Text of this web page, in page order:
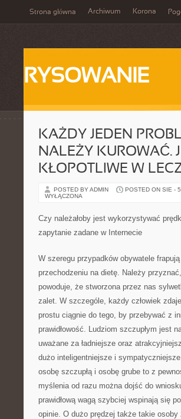
Strona główna Archiwum Korona
RYSOWANIE
KAŻDY JEDEN
NALEŻY KUROWAĆ.
KŁOPOTLIWE W
POSTED BY ADMIN POSTED ON SIE -
WYŁĄCZONA
Czy należałoby jest wykorzystywać
zapytanie zadane w Internecie
W szeregu przypadków obywatele
przechodzeniu na dietę. Należy
powoduje, że stworzona przez nas
zalet. W szczególe, każdy człowiek
prostu ciągnie do tego, by przebywać z
prawidłowość. Ludziom szczupłym jest
uważane za ładniejsze oraz
dużo inteligentniejsze i
osobę szczupłą i osobę grube to z
myślenia od razu można dojść do
prawidłową wagą szybciej wspinają się
opinie. O dużo prędzej także takie